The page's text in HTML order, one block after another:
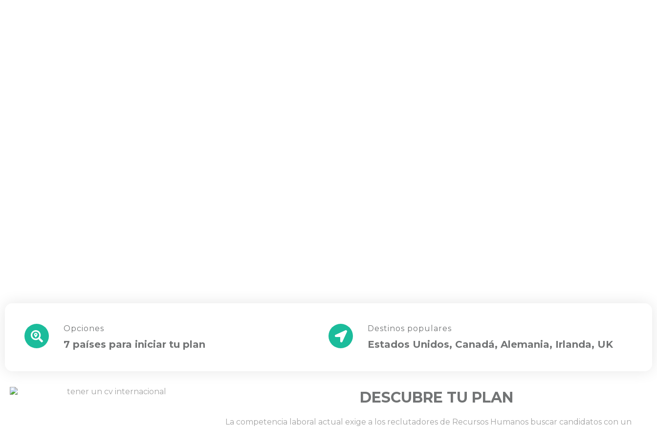
Opciones
7 países para iniciar tu plan
Destinos populares
Estados Unidos, Canadá, Alemania, Irlanda, UK
DESCUBRE TU PLAN
La competencia laboral actual exige a los reclutadores de Recursos Humanos buscar candidatos con un